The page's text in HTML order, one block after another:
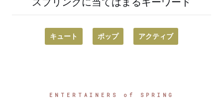
キュート ポップ アクティブ
ENTERTAINERS of SPRING